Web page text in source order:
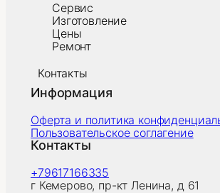
Сервис
Изготовление
Цены
Ремонт
Контакты
Информация
Оферта и политика
Пользовательское соглагение
Контакты
+79617166335
г Кемерово, пр-кт Ленина, д 61